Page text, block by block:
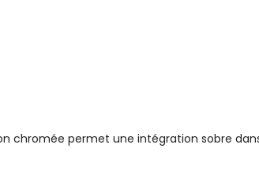
chromée permet une intégration sobre